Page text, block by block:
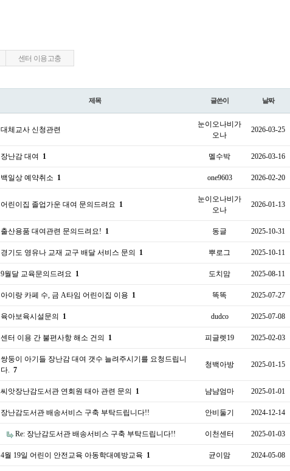
센터 이용고충
제목 글쓴이 날짜
대체교사 신청관련
눈이오나비가
오나
2026-03-25
장난감 대여 1 멜수박 2026-03-16
백일상 예약취소 1 one9603 2026-02-20
어린이집 졸업가운 대여 문의드려요 1
눈이오나비가
오나
2026-01-13
출산용품 대여관련 문의드려요! 1 동글 2025-10-31
경기도 영유나 교재 교구 배달 서비스 문의 1 뿌로그 2025-10-11
9월달 교육문의드려요 1 도치맘 2025-08-11
아이랑 카페 수, 금 A타임 어린이집 이용 1 똑똑 2025-07-27
육아보육시설문의 1 dudco 2025-07-08
센터 이용 간 불편사항 해소 건의 1 피글렛19 2025-02-03
쌍둥이 아기들 장난감 대여 갯수 늘려주시기를 요청드립니
다. 7
청백아방 2025-01-15
씨앗장난감도서관 연회원 태아 관련 문의 1 냠냠엄마 2025-01-01
장난감도서관 배송서비스 구축 부탁드립니다!! 안비둘기 2024-12-14
Re: 장난감도서관 배송서비스 구축 부탁드립니다!! 이천센터 2025-01-03
4월 19일 어린이 안전교육 아동학대예방교육 1 균이맘 2024-05-08